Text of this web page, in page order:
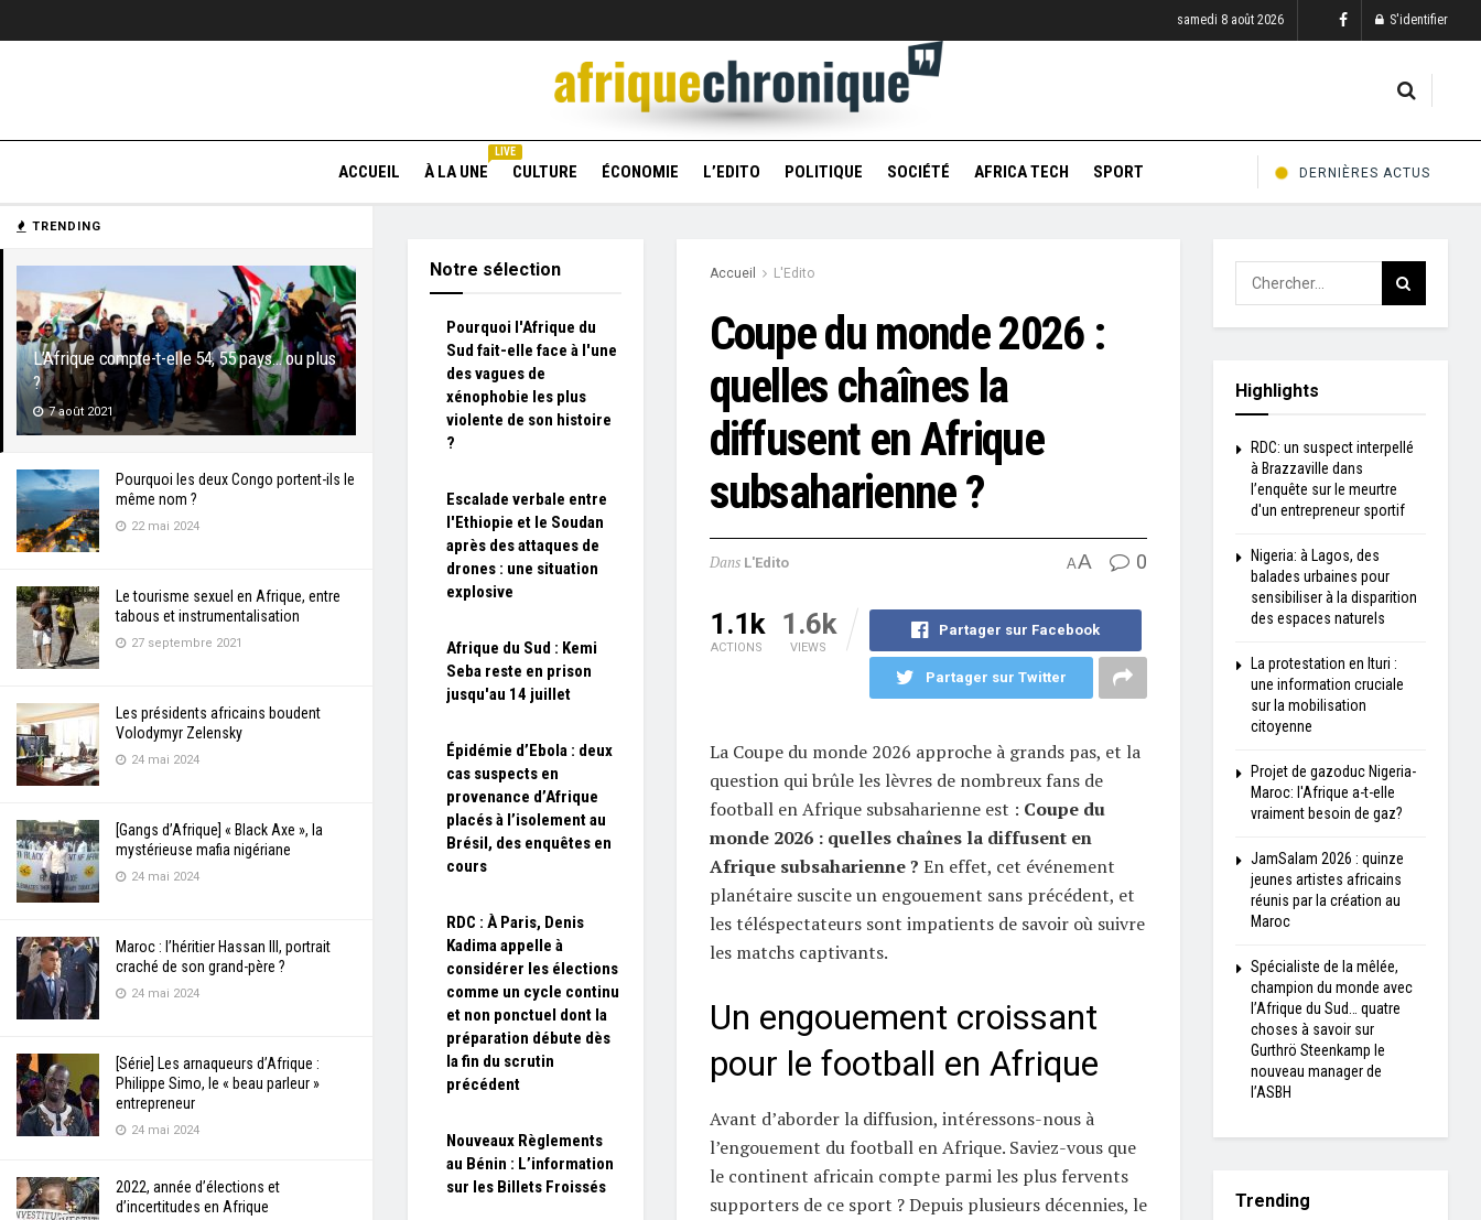
TRENDING
L’Afrique compte-t-elle 54, 55 pays… ou plus
?
7 août 2021
Pourquoi les deux Congo portent-ils le
même nom ?
22 mai 2024
Le tourisme sexuel en Afrique, entre
tabous et instrumentalisation
27 septembre 2021
Les présidents africains boudent
Volodymyr Zelensky
24 mai 2024
[Gangs d’Afrique] « Black Axe », la
mystérieuse mafia nigériane
24 mai 2024
Maroc : l’héritier Hassan III, portrait
craché de son grand-père ?
24 mai 2024
[Série] Les arnaqueurs d’Afrique :
Philippe Simo, le « beau parleur »
entrepreneur
24 mai 2024
2022, année d’élections et
d’incertitudes en Afrique
samedi 8 août 2026 S'identifier
ACCUEIL À LA UNE
LIVE
CULTURE ÉCONOMIE L’EDITO POLITIQUE SOCIÉTÉ AFRICA TECH SPORT DERNIÈRES ACTUS
Accueil L'Edito
Coupe du monde 2026 :
quelles chaînes la
diffusent en Afrique
subsaharienne ?
Dans L'Edito AA 0
1.1k
ACTIONS
1.6k
VIEWS
Partager sur Facebook
Partager sur Twitter
La Coupe du monde 2026 approche à grands pas, et la
question qui brûle les lèvres de nombreux fans de
football en Afrique subsaharienne est : Coupe du
monde 2026 : quelles chaînes la diffusent en
Afrique subsaharienne ? En effet, cet événement
planétaire suscite un engouement sans précédent, et
les téléspectateurs sont impatients de savoir où suivre
les matchs captivants.
Un engouement croissant
pour le football en Afrique
Avant d’aborder la diffusion, intéressons-nous à
l’engouement du football en Afrique. Saviez-vous que
le continent africain compte parmi les plus fervents
supporters de ce sport ? Depuis plusieurs décennies, le
Notre sélection
Pourquoi l'Afrique du
Sud fait-elle face à l'une
des vagues de
xénophobie les plus
violente de son histoire
?
Escalade verbale entre
l'Ethiopie et le Soudan
après des attaques de
drones : une situation
explosive
Afrique du Sud : Kemi
Seba reste en prison
jusqu'au 14 juillet
Épidémie d’Ebola : deux
cas suspects en
provenance d’Afrique
placés à l’isolement au
Brésil, des enquêtes en
cours
RDC : À Paris, Denis
Kadima appelle à
considérer les élections
comme un cycle continu
et non ponctuel dont la
préparation débute dès
la fin du scrutin
précédent
Nouveaux Règlements
au Bénin : L’information
sur les Billets Froissés
Highlights
RDC: un suspect interpellé
à Brazzaville dans
l’enquête sur le meurtre
d'un entrepreneur sportif
Nigeria: à Lagos, des
balades urbaines pour
sensibiliser à la disparition
des espaces naturels
La protestation en Ituri :
une information cruciale
sur la mobilisation
citoyenne
Projet de gazoduc Nigeria-
Maroc: l'Afrique a-t-elle
vraiment besoin de gaz?
JamSalam 2026 : quinze
jeunes artistes africains
réunis par la création au
Maroc
Spécialiste de la mêlée,
champion du monde avec
l’Afrique du Sud… quatre
choses à savoir sur
Gurthrö Steenkamp le
nouveau manager de
l’ASBH
Trending